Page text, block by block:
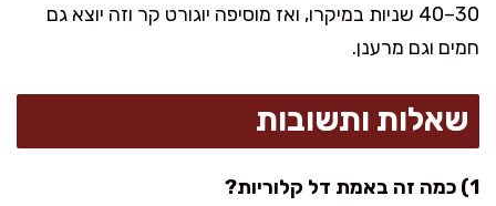
30–40 שניות במיקרו, ואז מוסיפה יוגורט קר וזה יוצא גם
חמים וגם מרענן.
שאלות ותשובות
1) כמה זה באמת דל קלוריות?